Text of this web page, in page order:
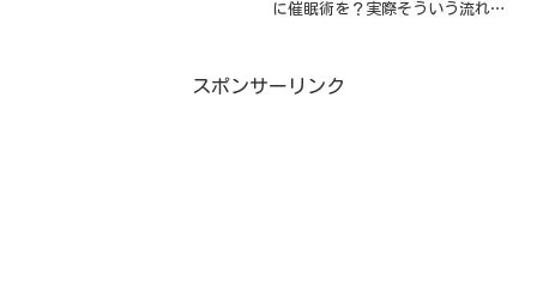
す。催眠というと，「人を操って
に催眠術を？実際そういう流れな
スポンサーリンク